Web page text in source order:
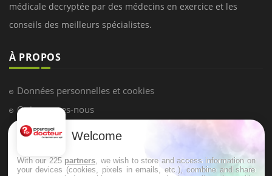
médicale decryptée par des médecins en exercice et les
conseils des meilleurs spécialistes.
À PROPOS
Données personnelles et cookies
Qui sommes-nous
Conditions d'utilisation
Mentions Légales
Welcome
With our 225 partners , we wish to store and access information on
your devices (cookies, pixels in emails, etc.), combine and share